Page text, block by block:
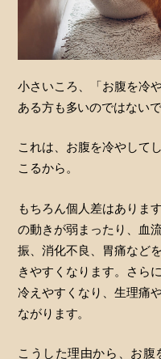
小さいころ、「お腹を冷
ある方も多いのではないで
これは、お腹を冷やして
こるから。
もちろん個人差はありま
の動きが弱まったり、血
振、消化不良、胃痛など
きやすくなります。さら
冷えやすくなり、生理痛
ながります。
こうした理由から、お